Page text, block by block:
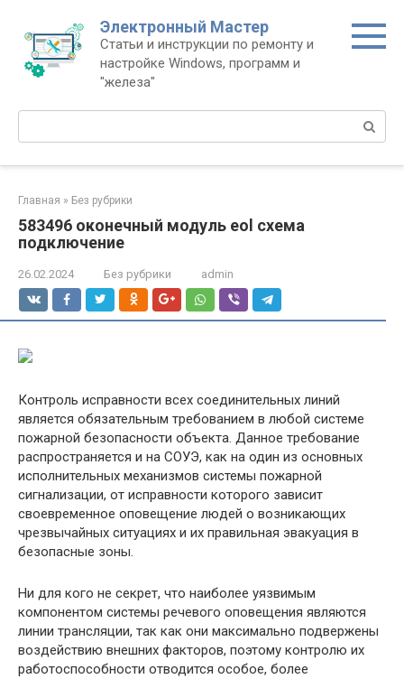
контенту
Электронный Мастер
Статьи и инструкции по ремонту и
настройке Windows, программ и
"железа"
Поиск:
Главная » Без рубрики
583496 оконечный модуль eol схема
подключение
26.02.2024 Без рубрики admin
Контроль исправности всех соединительных линий
является обязательным требованием в любой системе
пожарной безопасности объекта. Данное требование
распространяется и на СОУЭ, как на один из основных
исполнительных механизмов системы пожарной
сигнализации, от исправности которого зависит
своевременное оповещение людей о возникающих
чрезвычайных ситуациях и их правильная эвакуация в
безопасные зоны.
Ни для кого не секрет, что наиболее уязвимым
компонентом системы речевого оповещения являются
линии трансляции, так как они максимально подвержены
воздействию внешних факторов, поэтому контролю их
работоспособности отводится особое, более